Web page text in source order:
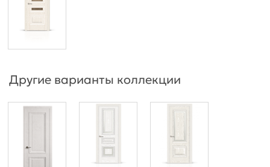
Другие варианты коллекции